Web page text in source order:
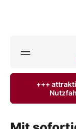
Finanz-Check
+++